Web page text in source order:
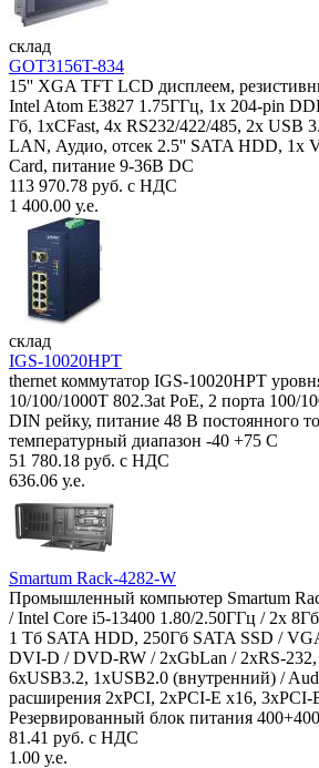
склад
GOT3156T-834
15'' XGA TFT LCD дисплеем,
Intel Atom E3827 1.75ГГц, 1x 204-pin
Гб, 1xCFast, 4x RS232/422/485, 2x USB
LAN, Аудио, отсек 2.5'' SATA HDD, 1x
Card, питание 9-36В DC
113 970.78 руб. с НДС
1 400.00 у.е.
склад
IGS-10020HPT
thernet коммутатор IGS-10020HPT
10/100/1000T 802.3at PoE, 2 порта 100/
DIN рейку, питание 48 В постоянного
температурный диапазон -40 +75 С
51 780.18 руб. с НДС
636.06 у.е.
Smartum Rack-4282-W
Промышленный компьютер Smartum
/ Intel Core i5-13400 1.80/2.50ГГц / 2x
1 Тб SATA HDD, 250Гб SATA SSD /
DVI-D / DVD-RW / 2xGbLan / 2xRS-232,
6xUSB3.2, 1xUSB2.0 (внутренний) /
расширения 2xPCI, 2xPCI-E x16, 3xPCI-
Резервированный блок питания
81.41 руб. с НДС
1.00 у.е.